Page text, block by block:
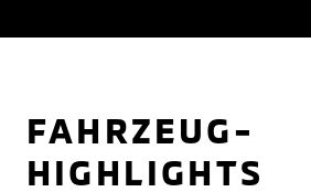
FAHRZEUG-
HIGHLIGHTS